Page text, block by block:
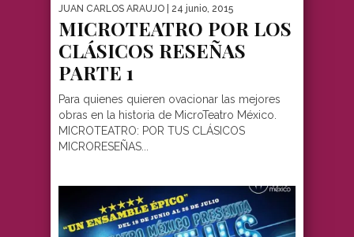
JUAN CARLOS ARAUJO | 24 junio, 2015
MICROTEATRO POR LOS
CLÁSICOS RESEÑAS
PARTE 1
Para quienes quieren ovacionar las mejores
obras en la historia de MicroTeatro México.
MICROTEATRO: POR TUS CLÁSICOS
MICRORESEÑAS...